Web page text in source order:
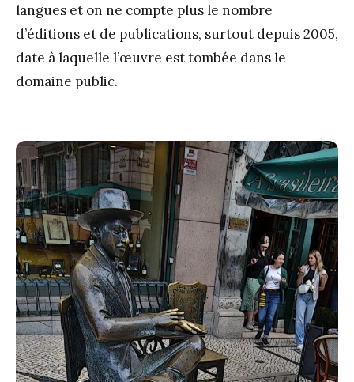
langues et on ne compte plus le nombre
d’éditions et de publications, surtout depuis 2005,
date à laquelle l’œuvre est tombée dans le
domaine public.